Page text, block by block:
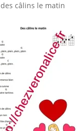
des câlins le matin